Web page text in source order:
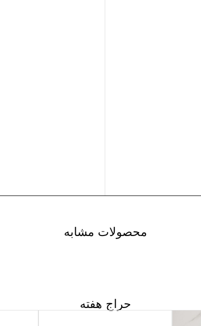
محصولات مشابه
حراج هفته